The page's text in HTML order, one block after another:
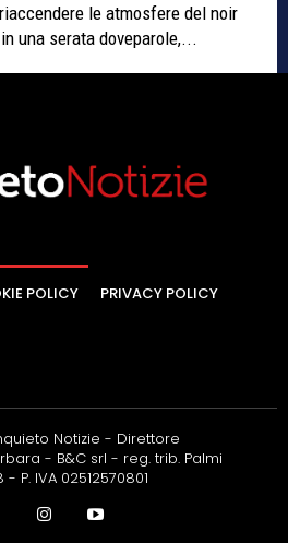
le atmosfere del noir
una serata doveparole,...
POLICY PRIVACY POLICY
Notizie - Direttore
- B&C srl - reg. trib. Palmi
- P. IVA 02512570801